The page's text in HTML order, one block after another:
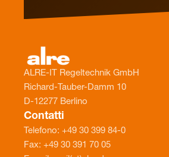
ALRE-IT Regeltechnik GmbH
Richard-Tauber-Damm 10
D-12277 Berlino
Contatti
Telefono: +49 30 399 84-0
Fax: +49 30 391 70 05